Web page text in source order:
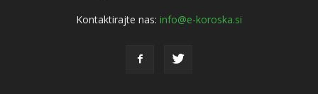
Kontaktirajte nas: info@e-koroska.si